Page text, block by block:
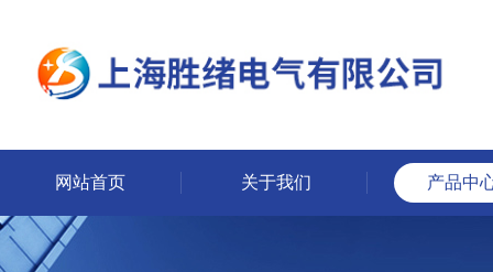
网站首页 关于我们 产品中